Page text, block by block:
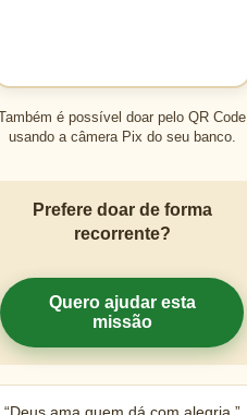
é possível doar pelo QR Code
usando a câmera Pix do seu banco.
Prefere doar de forma
recorrente?
Quero ajudar esta
missão